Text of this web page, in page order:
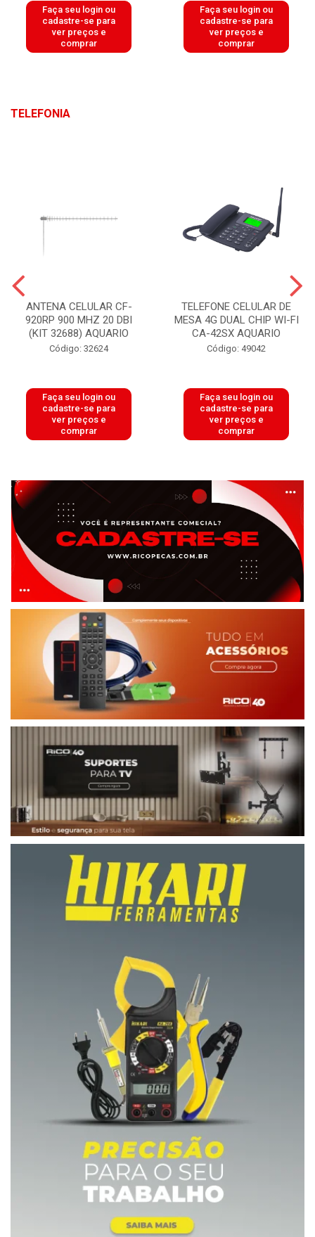
Faça seu login ou
cadastre-se para
ver preços e
comprar
Faça seu login ou
cadastre-se para
ver preços e
comprar
TELEFONIA
ANTENA CELULAR CF-
920RP 900 MHZ 20 DBI
(KIT 32688) AQUARIO
Código: 32624
Faça seu login ou
cadastre-se para
ver preços e
comprar
TELEFONE CELULAR DE
MESA 4G DUAL CHIP WI-FI
CA-42SX AQUARIO
Código: 49042
Faça seu login ou
cadastre-se para
ver preços e
comprar